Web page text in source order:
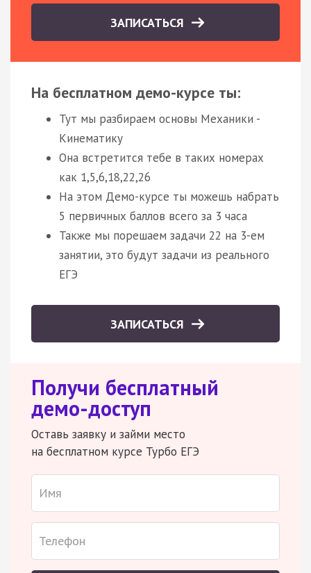
ЗАПИСАТЬСЯ
На бесплатном демо-курсе ты:
Тут мы разбираем основы Механики -
Кинематику
Она встретится тебе в таких номерах
как 1,5,6,18,22,26
На этом Демо-курсе ты можешь набрать
5 первичных баллов всего за 3 часа
Также мы порешаем задачи 22 на 3-ем
занятии, это будут задачи из реального
ЕГЭ
ЗАПИСАТЬСЯ
Получи бесплатный
демо-доступ
Оставь заявку и займи место
на бесплатном курсе Турбо ЕГЭ